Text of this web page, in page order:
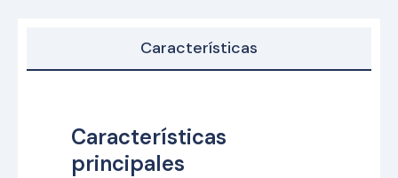
Características
Características
principales